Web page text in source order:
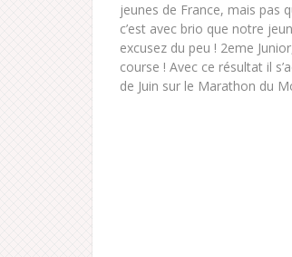
jeunes de France, mais pas
c’est avec brio que notre
excusez du peu ! 2eme
course ! Avec ce résultat il
de Juin sur le Marathon du